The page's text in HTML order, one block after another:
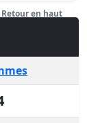
Retour en haut